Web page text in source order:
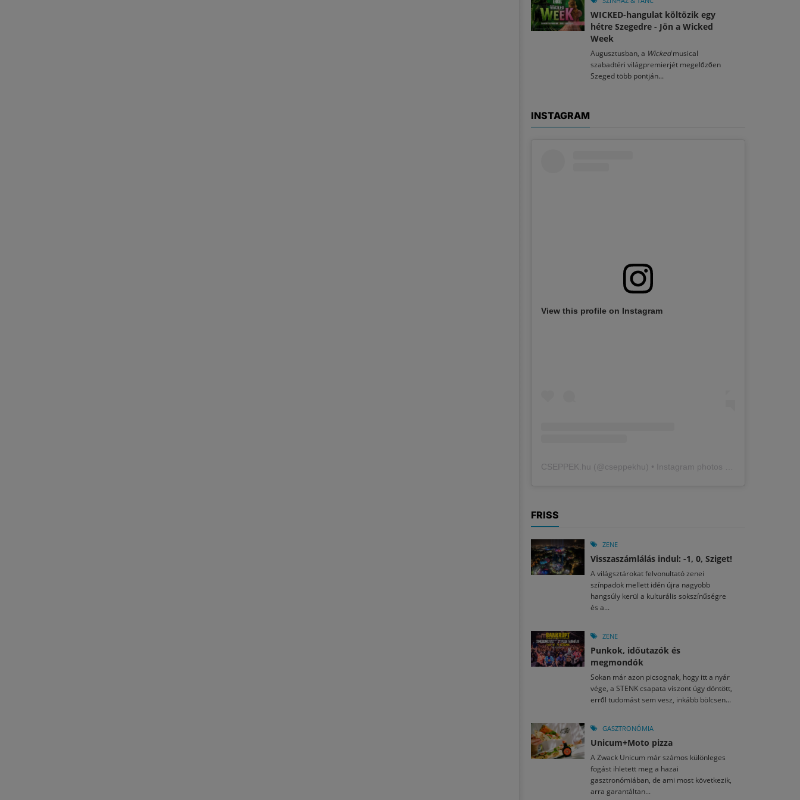
WICKED-hangulat költözik egy
hétre Szegedre - Jön a Wicked
Week
Augusztusban, a Wickedmusical
szabadtéri világpremierjét megelőzően
Szeged több pontján...
INSTAGRAM
View this profile on Instagram
CSEPPEK.hu (@cseppekhu ) • Instagram photos and videos
FRISS
ZENE
Visszaszámlálás indul: -1, 0, Sziget!
A világsztárokat felvonultató zenei
színpadok mellett idén újra nagyobb
hangsúly kerül a kulturális sokszínűségre
és a...
ZENE
Punkok, időutazók és
megmondók
Sokan már azon picsognak, hogy itt a nyár
vége, a STENK csapata viszont úgy döntött,
erről tudomást sem vesz, inkább bölcsen...
GASZTRONÓMIA
Unicum+Moto pizza
A Zwack Unicum már számos különleges
fogást ihletett meg a hazai
gasztronómiában, de ami most következik,
arra garantáltan...